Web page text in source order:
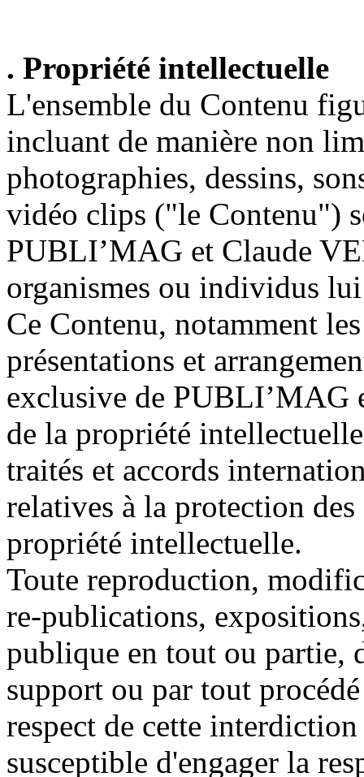
. Propriété intellectuelle
L'ensemble du Contenu
incluant de manière non
photographies, dessins,
vidéo clips ("le Contenu")
PUBLI’MAG et Claude
organismes ou individus
Ce Contenu, notamment
présentations et
exclusive de PUBLI’MAG
de la propriété
traités et accords
relatives à la protection
propriété intellectuelle.
Toute reproduction,
re-publications,
publique en tout ou partie,
support ou par tout
respect de cette
susceptible d'engager la